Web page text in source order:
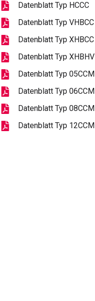
Datenblatt Typ HCCC
Datenblatt Typ VHBCC
Datenblatt Typ XHBCC
Datenblatt Typ XHBHV
Datenblatt Typ 05CCM
Datenblatt Typ 06CCM
Datenblatt Typ 08CCM
Datenblatt Typ 12CCM